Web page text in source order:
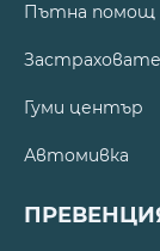
Пътна помощ
Гуми център
Автомивка